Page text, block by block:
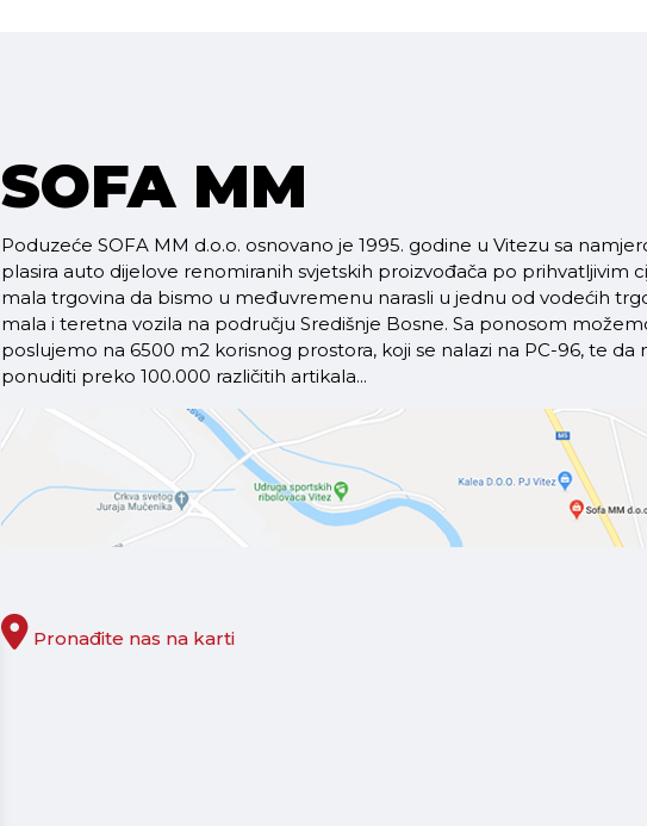
SOFA MM
Poduzeće SOFA MM d.o.o. osnovano je 1995. godine u Vitezu sa
plasira auto dijelove renomiranih svjetskih proizvođača po prihvatljivim
mala trgovina da bismo u međuvremenu narasli u jednu od vodećih
mala i teretna vozila na području Središnje Bosne. Sa ponosom
poslujemo na 6500 m2 korisnog prostora, koji se nalazi na PC-96, te
ponuditi preko 100.000 različitih artikala...
Pronađite nas na karti